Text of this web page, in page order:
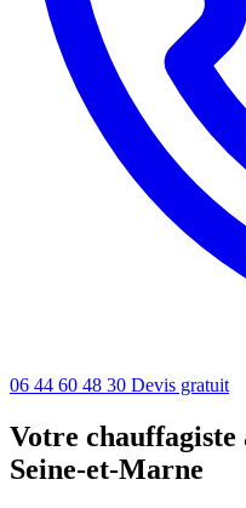
06 44 60 48 30 Devis gratuit
Votre chauffagiste
Seine-et-Marne